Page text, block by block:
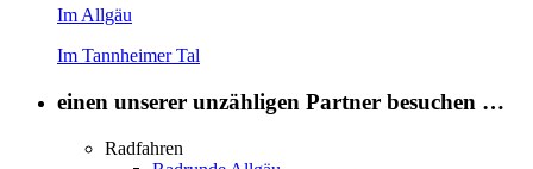
Im Allgäu
Im Tannheimer Tal
einen unserer unzähligen Partner besuchen …
Radfahren